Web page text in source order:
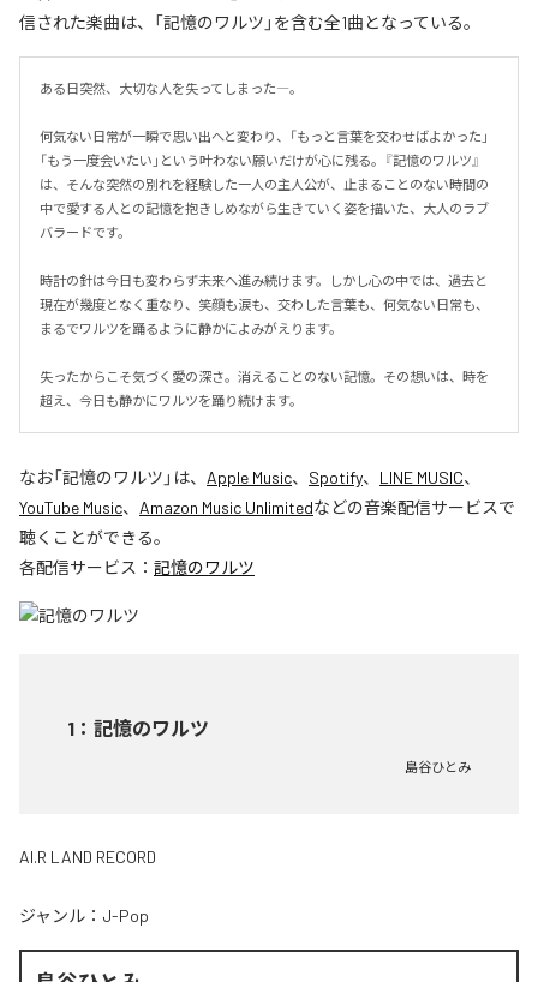
信された楽曲は、「記憶のワルツ」を含む全1曲となっている。
ある日突然、大切な人を失ってしまった―。
何気ない日常が一瞬で思い出へと変わり、「もっと言葉を交わせばよかった」
「もう一度会いたい」という叶わない願いだけが心に残る。『記憶のワルツ』
は、そんな突然の別れを経験した一人の主人公が、止まることのない時間の
中で愛する人との記憶を抱きしめながら生きていく姿を描いた、大人のラブ
バラードです。
時計の針は今日も変わらず未来へ進み続けます。しかし心の中では、過去と
現在が幾度となく重なり、笑顔も涙も、交わした言葉も、何気ない日常も、
まるでワルツを踊るように静かによみがえります。
失ったからこそ気づく愛の深さ。消えることのない記憶。その想いは、時を
超え、今日も静かにワルツを踊り続けます。
なお「記憶のワルツ 」は、 Apple Music、 Spotify、 LINE MUSIC、
YouTube Music、 Amazon Music Unlimitedなどの音楽配信サービスで
聴くことができる。
各配信サービス： 記憶のワルツ
1 ： 記憶のワルツ
島谷ひとみ
AI.R LAND RECORD
ジャンル： J-Pop